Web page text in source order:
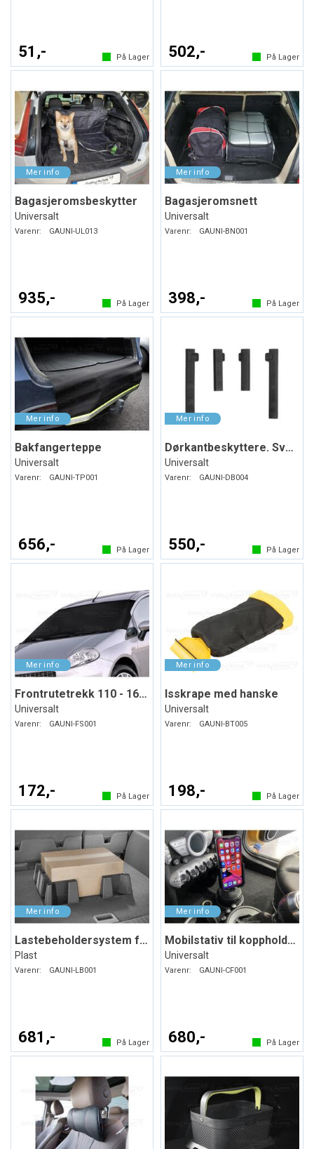
51,- På Lager 502,- På Lager
Bagasjeromsbeskytter
Universalt
Varenr: GAUNI-UL013
935,- På Lager
Bagasjeromsnett
Universalt
Varenr: GAUNI-BN001
398,- På Lager
Bakfangerteppe
Universalt
Varenr: GAUNI-TP001
656,- På Lager
Dørkantbeskyttere. Svart. Myk plast
Universalt
Varenr: GAUNI-DB004
550,- På Lager
Frontrutetrekk 110 - 160 x 75 cm
Universalt
Varenr: GAUNI-FS001
172,- På Lager
Isskrape med hanske
Universalt
Varenr: GAUNI-BT005
198,- På Lager
Lastebeholdersystem for bagasjerommet
Plast
Varenr: GAUNI-LB001
681,- På Lager
Mobilstativ til koppholderen
Universalt
Varenr: GAUNI-CF001
680,- På Lager